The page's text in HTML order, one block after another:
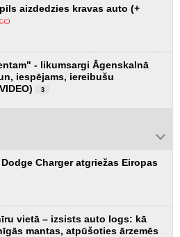
aizdedzies kravas auto (+
- likumsargi Āgenskalnā
iespējams, iereibušu
3
Charger atgriežas Eiropas
vietā – izsists auto logs: kā
mantas, atpūšoties ārzemēs